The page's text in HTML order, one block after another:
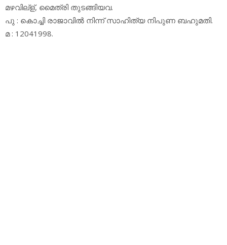
മഴവില്‌ള്, മൈത്രി തുടങ്ങിയവ.
പു : കൊച്ചി രാജാവില്‍ നിന്ന് സാഹിത്യ നിപുണ ബഹുമതി.
മ : 12041998.